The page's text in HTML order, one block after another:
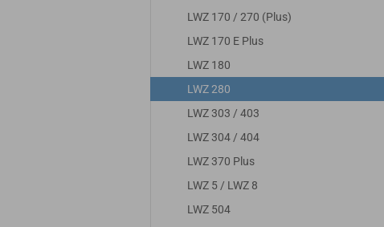
LWZ 170 / 270 (Plus)
LWZ 170 E Plus
LWZ 180
LWZ 280
LWZ 303 / 403
LWZ 304 / 404
LWZ 370 Plus
LWZ 5 / LWZ 8
LWZ 504